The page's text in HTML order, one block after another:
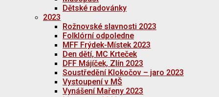
Dětské radovánky
2023
Rožnovské slavnosti 2023
Folklórní odpoledne
MFF Frýdek-Místek 2023
Den dětí, MC Krteček
DFF Májíček, Zlín 2023
Soustředění Klokočov – jaro 2023
Vystoupení v MŠ
Vynášení Mařeny 2023